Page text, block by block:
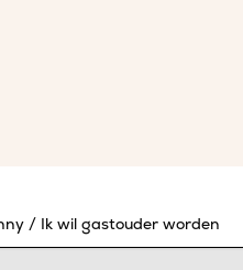
/ Ik wil gastouder worden